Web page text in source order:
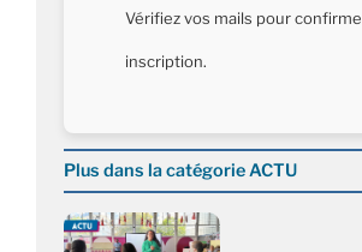
Vérifiez vos mails pour
inscription.
Plus dans la catégorie ACTU